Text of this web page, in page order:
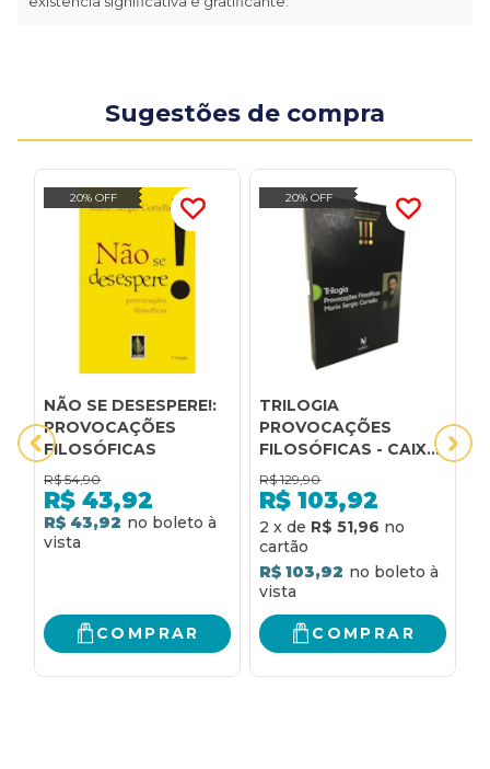
Sugestões de compra
20% OFF
NÃO SE DESESPERE!:
PROVOCAÇÕES
FILOSÓFICAS
R$ 54,90
R$ 43,92
R$ 43,92
COMPRAR
20% OFF
TRILOGIA
PROVOCAÇÕES
FILOSÓFICAS - CAIXA
3 VOLUMES
R$ 129,90
R$ 103,92
2 x de R$ 51,96
R$ 103,92
COMPRAR